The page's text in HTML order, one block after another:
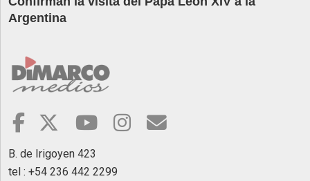
Argentina
B. de Irigoyen 423
tel : +54 236 442 2299